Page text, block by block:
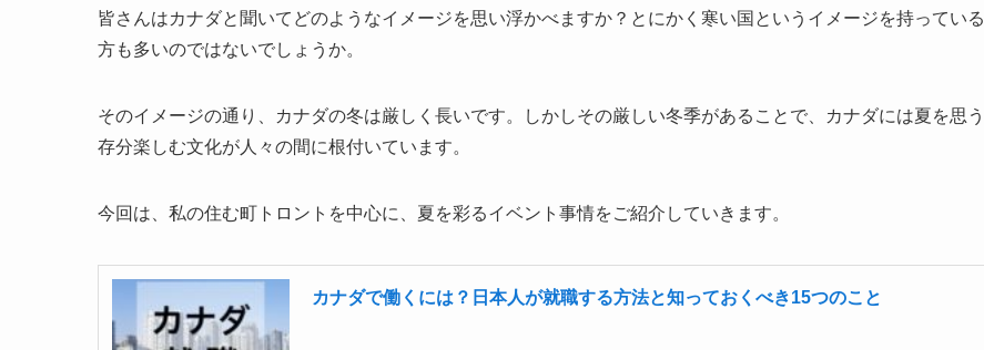
皆さんはカナダと聞いてどのようなイメージを思い浮かべますか？とにかく寒い国というイメージを持っている
方も多いのではないでしょうか。
そのイメージの通り、カナダの冬は厳しく長いです。しかしその厳しい冬季があることで、カナダには夏を思う
存分楽しむ文化が人々の間に根付いています。
今回は、私の住む町トロントを中心に、夏を彩るイベント事情をご紹介していきます。
カナダで働くには？日本人が就職する方法と知っておくべき15つのこと